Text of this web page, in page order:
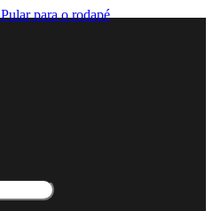
Pular para o rodapé